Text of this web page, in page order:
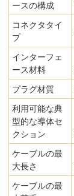
ースの構成
コネクタタイ
プ
インターフェ
ース材料
プラグ材質
利用可能な典
型的な導体セ
クション
ケーブルの最
大長さ
ケーブルの最